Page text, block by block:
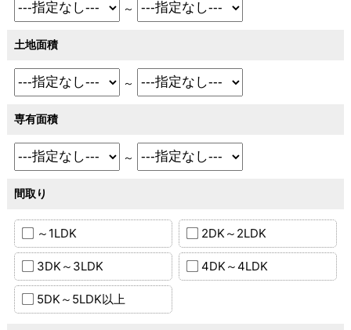
～
土地面積
～
専有面積
～
間取り
～1LDK 2DK～2LDK
3DK～3LDK 4DK～4LDK
5DK～5LDK以上